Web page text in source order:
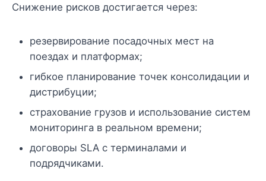
Снижение рисков достигается через:
резервирование посадочных мест на
поездах и платформах;
гибкое планирование точек консолидации и
дистрибуции;
страхование грузов и использование систем
мониторинга в реальном времени;
договоры SLA с терминалами и
подрядчиками.